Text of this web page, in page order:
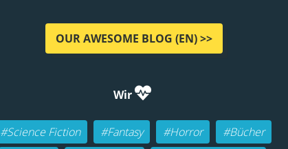
OUR AWESOME BLOG (EN) >>
Wir
#Science Fiction #Fantasy #Horror
#Bücher